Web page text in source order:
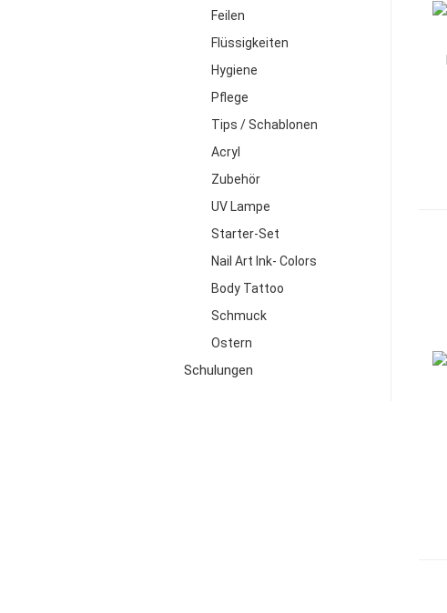
Feilen
Flüssigkeiten
Hygiene
Pflege
Tips / Schablonen
Acryl
Zubehör
UV Lampe
Starter-Set
Nail Art Ink- Colors
Body Tattoo
Schmuck
Ostern
Schulungen